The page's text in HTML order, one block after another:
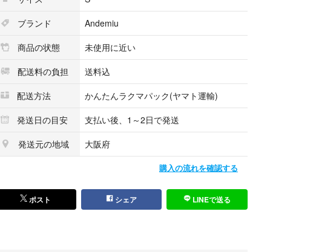
ブランド
Andemiu
商品の状態
未使用に近い
配送料の負担
送料込
配送方法
かんたんラクマパック(ヤマト運輸)
発送日の目安
支払い後、1～2日で発送
発送元の地域
大阪府
購入の流れを確認する
ポスト シェア LINEで送る